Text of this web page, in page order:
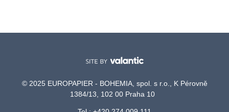
© 2025 EUROPAPIER - BOHEMIA, spol. s r.o., K Pérovně
1384/13, 102 00 Praha 10